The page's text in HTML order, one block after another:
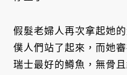
假髮老婦人再次拿起她
僕人們站了起來，而她
瑞士最好的鱒魚，無骨